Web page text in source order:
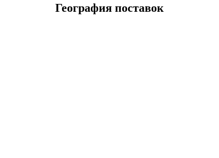
География поставок